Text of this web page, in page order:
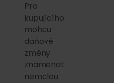
Pro
kupujícího
mohou
daňové
změny
znamenat
nemalou